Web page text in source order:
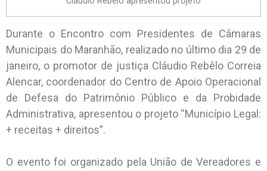
Durante o Encontro com Presidentes de Câmaras
Municipais do Maranhão, realizado no último dia 29 de
janeiro, o promotor de justiça Cláudio Rebêlo Correia
Alencar, coordenador do Centro de Apoio Operacional
de Defesa do Patrimônio Público e da Probidade
Administrativa, apresentou o projeto “Município Legal:
+ receitas + direitos”.
O evento foi organizado pela União de Vereadores e